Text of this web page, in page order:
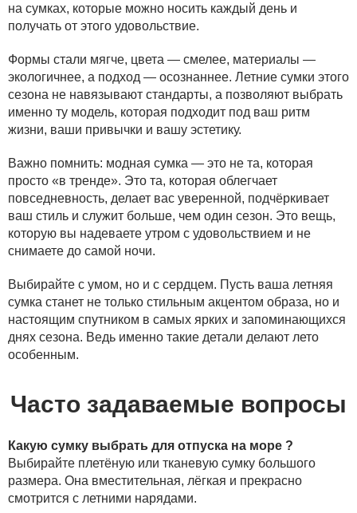
на сумках, которые можно носить каждый день и
получать от этого удовольствие.
Формы стали мягче, цвета — смелее, материалы —
экологичнее, а подход — осознаннее. Летние сумки этого
сезона не навязывают стандарты, а позволяют выбрать
именно ту модель, которая подходит под ваш ритм
жизни, ваши привычки и вашу эстетику.
Важно помнить: модная сумка — это не та, которая
просто «в тренде». Это та, которая облегчает
повседневность, делает вас уверенной, подчёркивает
ваш стиль и служит больше, чем один сезон. Это вещь,
которую вы надеваете утром с удовольствием и не
снимаете до самой ночи.
Выбирайте с умом, но и с сердцем. Пусть ваша летняя
сумка станет не только стильным акцентом образа, но и
настоящим спутником в самых ярких и запоминающихся
днях сезона. Ведь именно такие детали делают лето
особенным.
Часто задаваемые вопросы
Какую сумку выбрать для отпуска на море ?
Выбирайте плетёную или тканевую сумку большого
размера. Она вместительная, лёгкая и прекрасно
смотрится с летними нарядами.